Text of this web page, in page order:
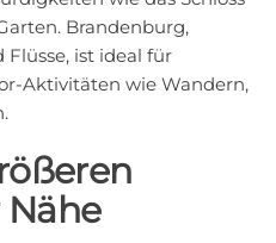
Brandenburg,
ist ideal für
Aktivitäten wie Wandern,